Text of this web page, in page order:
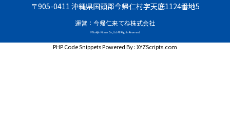
〒905-0411 沖縄県国頭郡今帰仁村字天底1124番地5
運営：今帰仁来てね株式会社
© Nakijin Kitene Co.,Ltd. All Rights Reserved.
PHP Code SnippetsPowered By :XYZScripts.com